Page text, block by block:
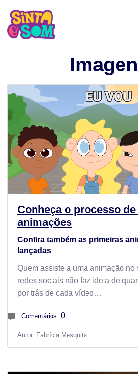
Conheça o processo
animações
Confira também as primeiras
lançadas
Quem assiste a uma animação no
redes sociais não faz ideia de
por trás de cada vídeo…
Comentários: 0
Autor: Fabrícia Mesquita